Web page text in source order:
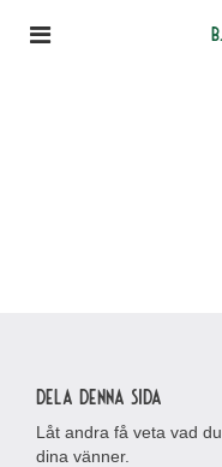
Dela denna sida
Låt andra få veta vad
dina vänner.